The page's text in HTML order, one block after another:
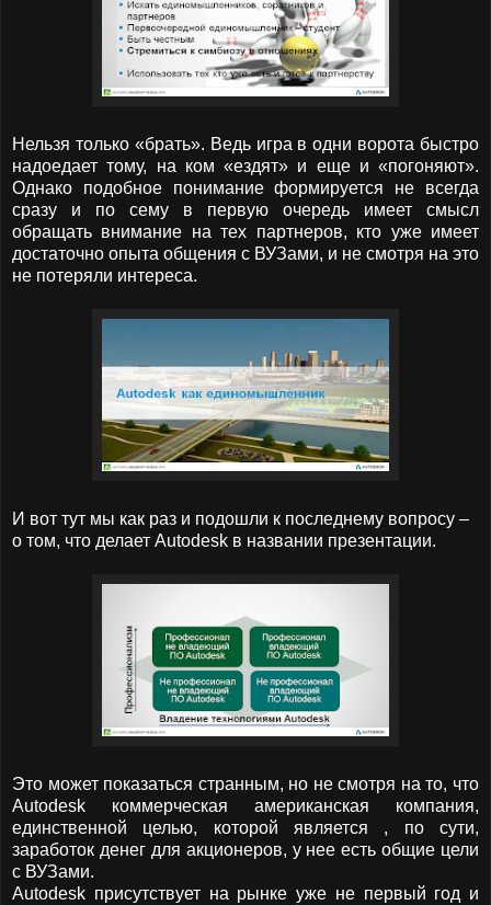
Нельзя только «брать». Ведь игра в одни ворота быстро
надоедает тому, на ком «ездят» и еще и «погоняют».
Однако подобное понимание формируется не всегда
сразу и по сему в первую очередь имеет смысл
обращать внимание на тех партнеров, кто уже имеет
достаточно опыта общения с ВУЗами, и не смотря на это
не потеряли интереса.
И вот тут мы как раз и подошли к последнему вопросу –
о том, что делает Autodesk в названии презентации.
Это может показаться странным, но не смотря на то, что
Autodesk
коммерческая американская компания,
единственной целью, которой является , по сути,
заработок денег для акционеров, у нее есть общие цели
с ВУЗами.
Autodesk присутствует на рынке уже не первый год и